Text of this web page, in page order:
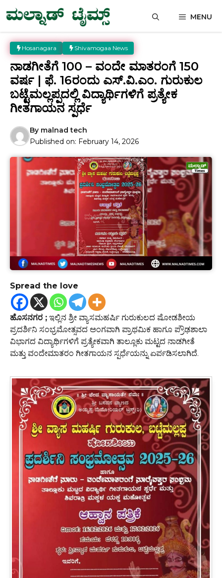
Skip
to
content
MENU
Hosanagara Shivamogaa News
ನಾಡಗೀತೆಗೆ 100 – ವಂದೇ ಮಾತರಂಗೆ 150
ವರ್ಷ | ಫೆ. 16ರಂದು ಎಸ್.ವಿ.ಎಂ. ಗುರುಕುಲ
ಬಟ್ಟೆಮಲ್ಲಪ್ಪದಲ್ಲಿ ವಿದ್ಯಾರ್ಥಿಗಳಿಗೆ ಪ್ರತ್ಯೇಕ
ಗೀತಗಾಯನ ಸ್ಪರ್ಧೆ
By malnad tech
Published on: February 14, 2026
Spread the love
ಹೊಸನಗರ ; ಇಲ್ಲಿನ ಶ್ರೀ ವ್ಯಾಸಮಹರ್ಷಿ ಗುರುಕುಲದ ಷೋಡಶೀಯ
ಪ್ರದರ್ಶಿನಿ ಸಂಭ್ರಮೋತ್ಸವದ ಅಂಗವಾಗಿ ಪ್ರಾಥಮಿಕ ಹಾಗೂ ಪ್ರೌಢಶಾಲಾ
ವಿಭಾಗದ ವಿದ್ಯಾರ್ಥಿಗಳಿಗೆ ಪ್ರತ್ಯೇಕವಾಗಿ ತಾಲ್ಲೂಕು ಮಟ್ಟದ ನಾಡಗೀತೆ
ಮತ್ತು ವಂದೇಮಾತರಂ ಗೀತಗಾಯನ ಸ್ಪರ್ಧೆಯನ್ನು ಏರ್ಪಡಿಸಲಾಗಿದೆ.